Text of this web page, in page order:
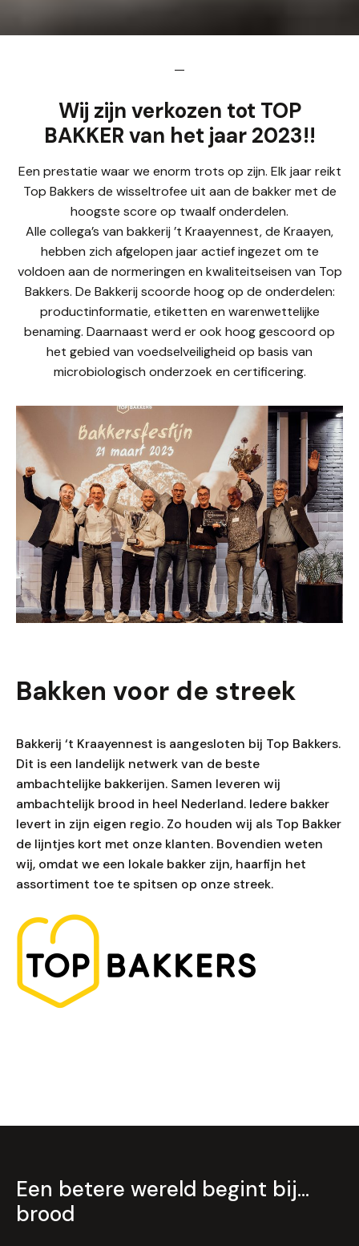
—
Wij zijn verkozen tot TOP
BAKKER van het jaar 2023!!
Een prestatie waar we enorm trots op zijn. Elk jaar reikt
Top Bakkers de wisseltrofee uit aan de bakker met de
hoogste score op twaalf onderdelen.
Alle collega’s van bakkerij ’t Kraayennest, de Kraayen,
hebben zich afgelopen jaar actief ingezet om te
voldoen aan de normeringen en kwaliteitseisen van Top
Bakkers. De Bakkerij scoorde hoog op de onderdelen:
productinformatie, etiketten en warenwettelijke
benaming. Daarnaast werd er ook hoog gescoord op
het gebied van voedselveiligheid op basis van
microbiologisch onderzoek en certificering.
Bakken voor de streek
Bakkerij ‘t Kraayennest is aangesloten bij Top Bakkers.
Dit is een landelijk netwerk van de beste
ambachtelijke bakkerijen. Samen leveren wij
ambachtelijk brood in heel Nederland. Iedere bakker
levert in zijn eigen regio. Zo houden wij als Top Bakker
de lijntjes kort met onze klanten. Bovendien weten
wij, omdat we een lokale bakker zijn, haarfijn het
assortiment toe te spitsen op onze streek.
Een betere wereld begint bij…
brood